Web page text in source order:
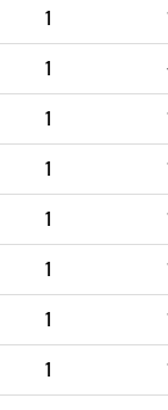
1
1
1
1
1
1
1
1